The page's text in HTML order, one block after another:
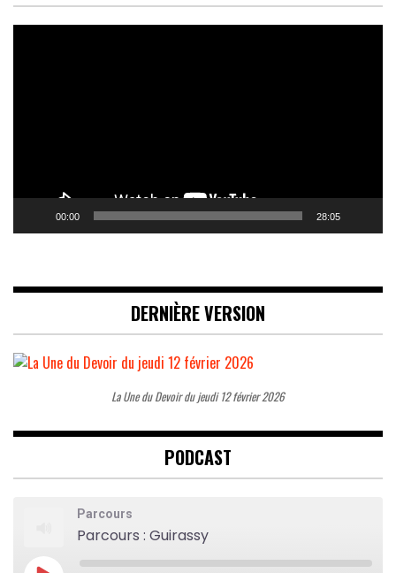
00:00 28:05
DERNIÈRE VERSION
La Une du Devoir du jeudi 12 février 2026
PODCAST
Parcours
Parcours : Guirassy